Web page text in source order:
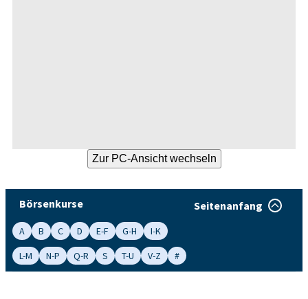
Börsenkurse Seitenanfang
A B C D E-F G-H
I-K
L-M
N-P Q-R S T-U V-Z #